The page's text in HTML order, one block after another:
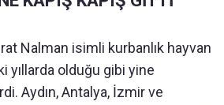
Nalman isimli kurbanlık hayvan
yıllarda olduğu gibi yine
Aydın, Antalya, İzmir ve